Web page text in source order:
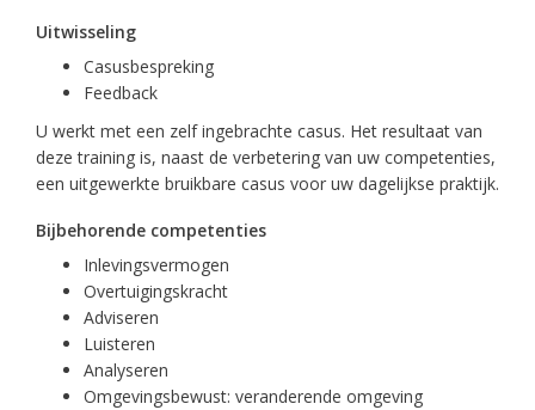
Uitwisseling
Casusbespreking
Feedback
U werkt met een zelf ingebrachte casus. Het resultaat van
deze training is, naast de verbetering van uw competenties,
een uitgewerkte bruikbare casus voor uw dagelijkse praktijk.
Bijbehorende competenties
Inlevingsvermogen
Overtuigingskracht
Adviseren
Luisteren
Analyseren
Omgevingsbewust: veranderende omgeving